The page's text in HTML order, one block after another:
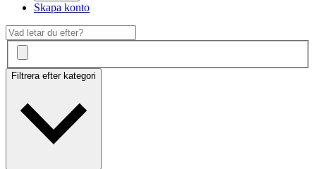
Skapa konto
Filtrera efter kategori